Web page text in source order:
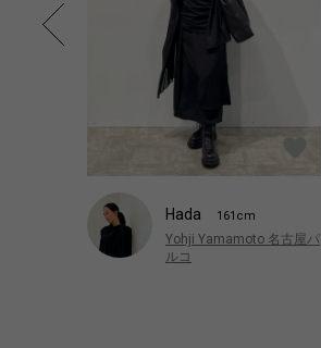
Hada 161cm
Yohji Yamamoto 名古屋パ
ルコ